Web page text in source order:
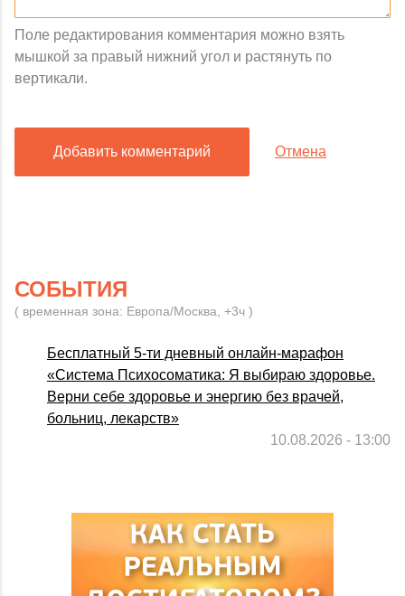
Поле редактирования комментария можно взять
мышкой за правый нижний угол и растянуть по
вертикали.
Добавить комментарий Отмена
СОБЫТИЯ
( временная зона: Европа/Москва, +3ч )
Бесплатный 5-ти дневный онлайн-марафон
«Система Психосоматика: Я выбираю здоровье.
Верни себе здоровье и энергию без врачей,
больниц, лекарств»
10.08.2026 - 13:00